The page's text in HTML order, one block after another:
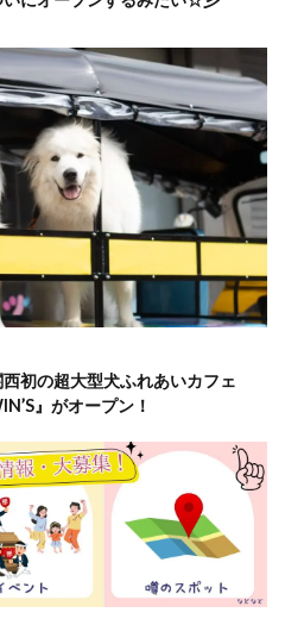
初の超大型犬ふれあいカフェ
』がオープン！